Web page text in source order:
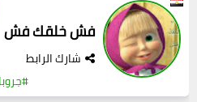
فش خلقك فش
شارك الرابط